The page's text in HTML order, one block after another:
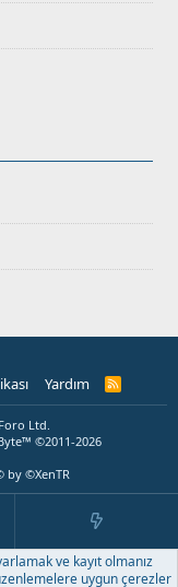
Yardım
R
Ltd.
©2011-2026
by ©XenTR
ve kayıt olmanız
uygun çerezler